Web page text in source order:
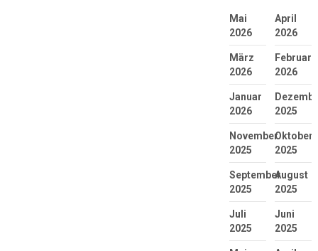
Mai
2026
April
2026
März
2026
Februar
2026
Januar
2026
2025
November
2025
Oktober
2025
September
2025
August
2025
Juli
2025
Juni
2025